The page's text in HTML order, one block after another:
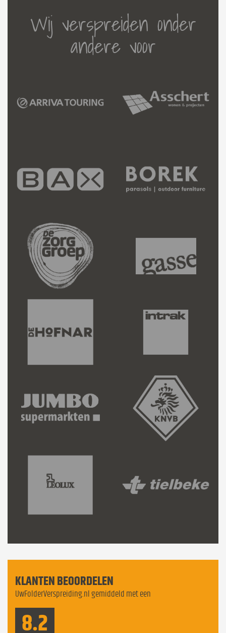
Wij verspreiden onder
andere voor
KLANTEN BEOORDELEN
UwFolderVerspreiding.nl gemiddeld met een
8.2